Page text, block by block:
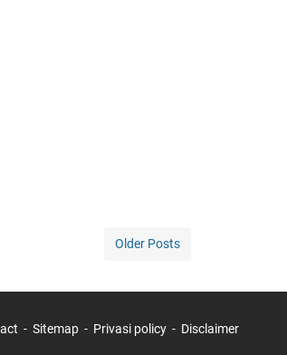
Older Posts
Sitemap Privasi policy Disclaimer